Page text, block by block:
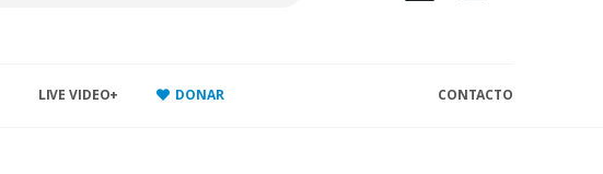
LIVE VIDEO+ DONAR CONTACTO